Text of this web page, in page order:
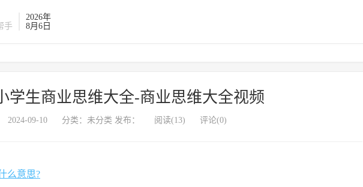
手
2026年
8月6日
学生商业思维大全-商业思维大全视频
2024-09-10 分类：未分类 发布： 阅读(13) 评论(0)
么意思?